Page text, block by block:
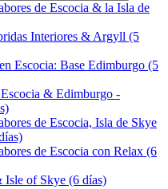
de Escocia & la Isla de
Interiores & Argyll (5
Escocia: Base Edimburgo (5
& Edimburgo -
de Escocia, Isla de Skye
de Escocia con Relax (6
Isle of Skye (6 días)